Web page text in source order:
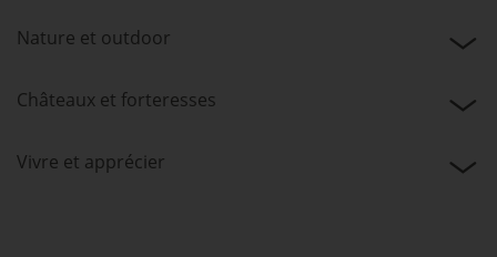
Nature et outdoor
Châteaux et forteresses
Vivre et apprécier